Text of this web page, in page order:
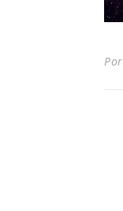
Por